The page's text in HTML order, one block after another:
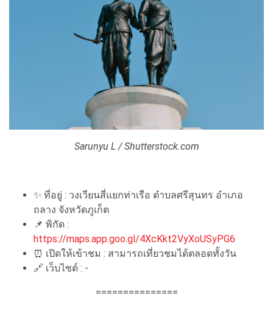
Sarunyu L / Shutterstock.com
✨ ที่อยู่ : วงเวียนสี่แยกท่าเรือ ตำบลศรีสุนทร อำเภอ
ถลาง จังหวัดภูเก็ต
📌 พิกัด :
https://maps.app.goo.gl/4XcKkt2VyXoUSyPG6
⏰ เปิดให้เข้าชม : สามารถเที่ยวชมได้ตลอดทั้งวัน
🔗 เว็บไซต์ : -
===============